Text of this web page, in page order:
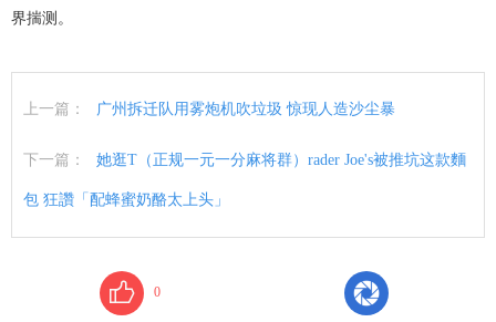
界揣测。
上一篇： 广州拆迁队用雾炮机吹垃圾 惊现人造沙尘暴
下一篇： 她逛T（正规一元一分麻将群）rader Joe's被推坑这款麵
包 狂讚「配蜂蜜奶酪太上头」
0